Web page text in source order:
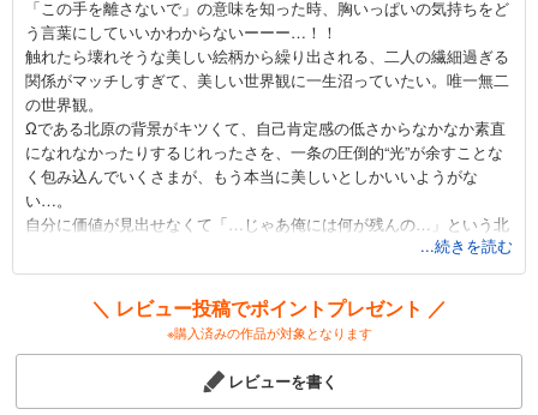
「この手を離さないで」の意味を知った時、胸いっぱいの気持ちをど
う言葉にしていいかわからないーーー…！！
触れたら壊れそうな美しい絵柄から繰り出される、二人の繊細過ぎる
関係がマッチしすぎて、美しい世界観に一生沼っていたい。唯一無二
の世界観。
Ωである北原の背景がキツくて、自己肯定感の低さからなかなか素直
になれなかったりするじれったさを、一条の圧倒的“光”が余すことな
く包み込んでいくさまが、もう本当に美しいとしかいいようがな
い…。
自分に価値が見出せなくて「…じゃあ俺には何が残んの…」という北
...続きを読む
＼ レビュー投稿でポイントプレゼント ／
※購入済みの作品が対象となります
レビューを書く